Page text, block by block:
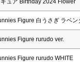
Figure 白うさぎ ラベン
Figure rurudo ver.
Figure rurudo WHITE